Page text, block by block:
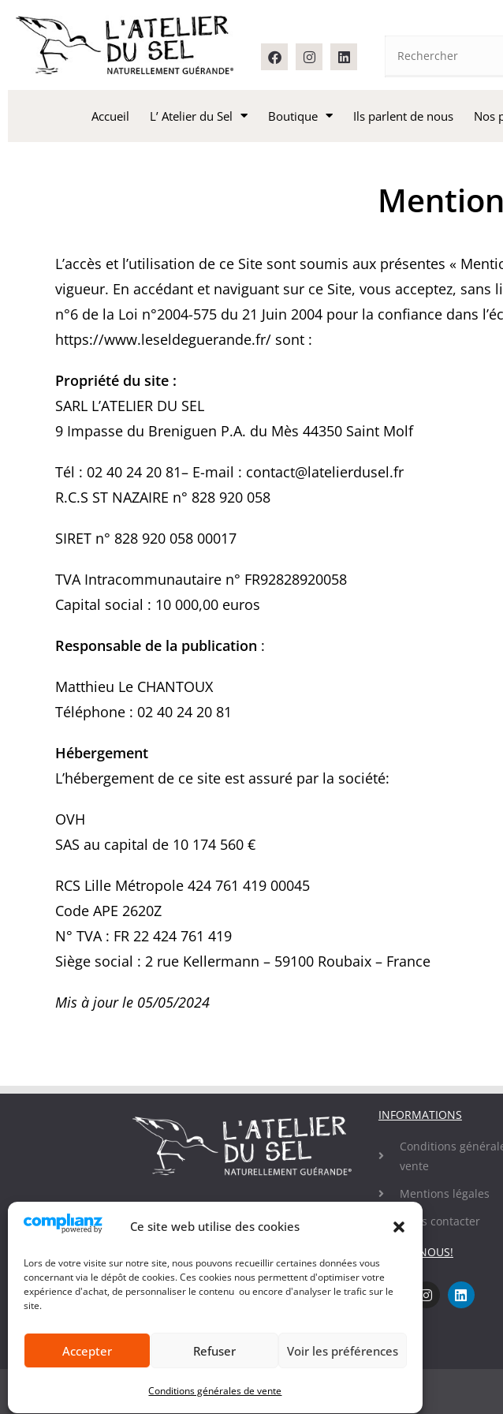
Ce site web utilise des cookies
Lors de votre visite sur notre site, nous pouvons recueillir certaines données vous
concernant via le dépôt de cookies. Ces cookies nous permettent d'optimiser votre
expérience d'achat, de personnaliser le contenu ou encore d'analyser le trafic sur le
site.
Accepter Refuser Voir les préférences
Conditions générales de vente
Accueil L’ Atelier du Sel Boutique Ils parlent de nous Nos
L’accès et l’utilisation de ce Site sont soumis aux présentes «
vigueur. En accédant et naviguant sur ce Site, vous acceptez,
n°6 de la Loi n°2004-575 du 21 Juin 2004 pour la confiance dans
https://www.leseldeguerande.fr/ sont :
Propriété du site :
SARL L’ATELIER DU SEL
9 Impasse du Breniguen P.A. du Mès 44350 Saint Molf
Tél : 02 40 24 20 81– E-mail : contact@latelierdusel.fr
R.C.S ST NAZAIRE n° 828 920 058
SIRET n° 828 920 058 00017
TVA Intracommunautaire n° FR92828920058
Capital social : 10 000,00 euros
Responsable de la publication :
Matthieu Le CHANTOUX
Téléphone : 02 40 24 20 81
Hébergement
L’hébergement de ce site est assuré par la société:
OVH
SAS au capital de 10 174 560 €
RCS Lille Métropole 424 761 419 00045
Code APE 2620Z
N° TVA : FR 22 424 761 419
Siège social : 2 rue Kellermann – 59100 Roubaix – France
Mis à jour le 05/05/2024
+33 (0) 6 81 85 83 60
L' ATELIER DU SEL
9, Impasse de Breniguen
INFORMATIONS
Conditions
vente
Mentions légales
Nous contacter
SUIVEZ-NOUS!
©2026. L’ Atelier du Sel. Tous droits réservés